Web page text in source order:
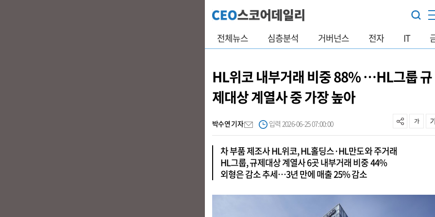
전체뉴스 심층분석 거버넌스 전자 IT
HL위코 내부거래 비중 88% …HL그룹 규
제대상 계열사 중 가장 높아
박수연 기자 입력 2026-06-25 07:00:00
차 부품 제조사 HL위코, HL홀딩스·HL만도와 주거래
HL그룹, 규제대상 계열사 6곳 내부거래 비중 44%
외형은 감소 추세…3년 만에 매출 25% 감소